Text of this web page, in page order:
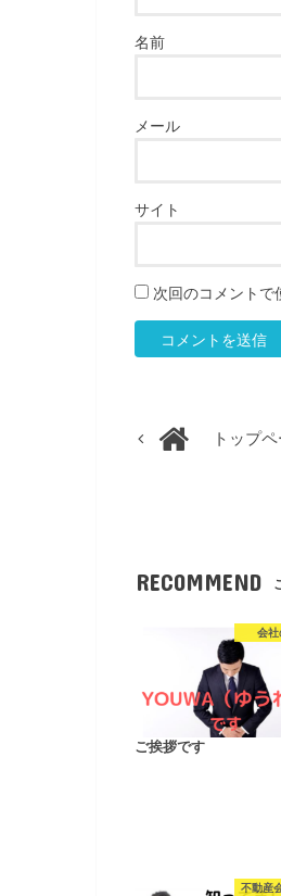
名前
メール
サイト
次回のコメントで
トップ
RECOMMEND
会社
ご挨拶です
不動産